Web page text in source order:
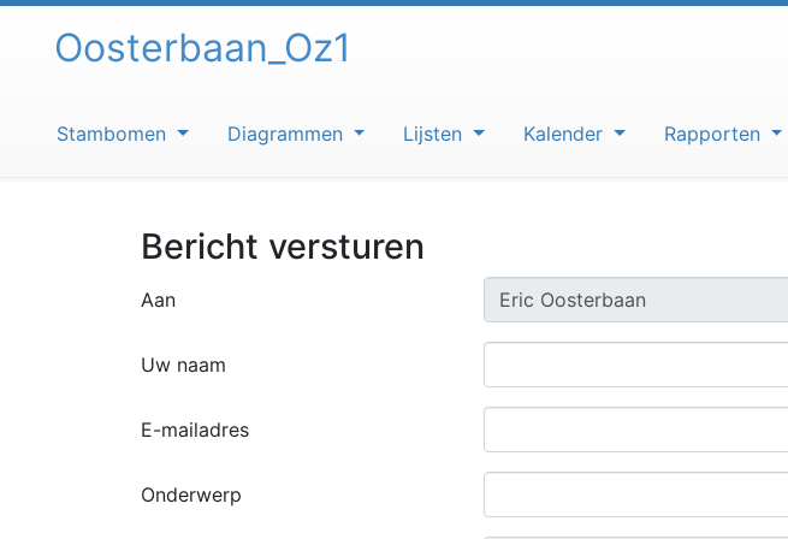
naar
Oosterbaan_Oz1
Stambomen Diagrammen Lijsten Kalender Rapporten
Bericht versturen
Aan
Uw naam
E-mailadres
Onderwerp